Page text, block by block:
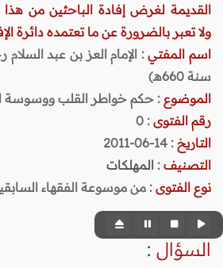
القديمة لغرض إفادة الباحثين من
ولا تعبر بالضرورة عن ما تعتمده دائرة
اسم المفتي: الإمام العز بن عبد السلام
سنة 660هـ)
الموضوع : حكم خواطر القلب ووسوسة
رقم الفتوى :
0
التاريخ : 14-06-2011
التصنيف : المهلكات
نوع الفتوى : من موسوعة الفقهاء
السؤال :